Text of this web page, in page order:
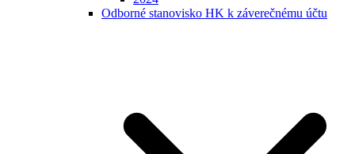
Odborné stanovisko HK k záverečnému účtu